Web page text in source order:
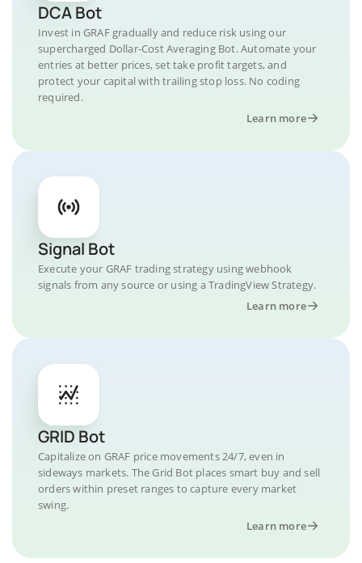
DCA Bot
Invest in GRAF gradually and reduce risk using our
supercharged Dollar-Cost Averaging Bot. Automate your
entries at better prices, set take profit targets, and
protect your capital with trailing stop loss. No coding
required.
Learn more
Signal Bot
Execute your GRAF trading strategy using webhook
signals from any source or using a TradingView Strategy.
Learn more
GRID Bot
Capitalize on GRAF price movements 24/7, even in
sideways markets. The Grid Bot places smart buy and sell
orders within preset ranges to capture every market
swing.
Learn more